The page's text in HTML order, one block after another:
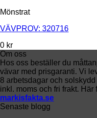
Mönstrat
VÄVPROV: 320716
0 kr
Om oss
Hos oss beställer du
vävar med prisgaranti. Vi
8 arbetsdagar och
inkl. moms och fri frakt. Här
markisfakta.se
Senaste blogg